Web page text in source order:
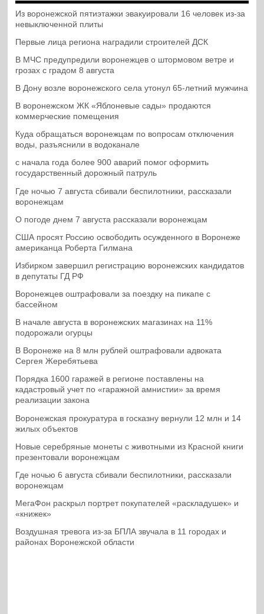
Из воронежской пятиэтажки эвакуировали 16 человек из-за
невыключенной плиты
Первые лица региона наградили строителей ДСК
В МЧС предупредили воронежцев о штормовом ветре и
грозах с градом 8 августа
В Дону возле воронежского села утонул 65-летний мужчина
В воронежском ЖК «Яблоневые сады» продаются
коммерческие помещения
Куда обращаться воронежцам по вопросам отключения
воды, разъяснили в водоканале
с начала года более 900 аварий помог оформить
государственный дорожный патруль
Где ночью 7 августа сбивали беспилотники, рассказали
воронежцам
О погоде днем 7 августа рассказали воронежцам
США просят Россию освободить осужденного в Воронеже
американца Роберта Гилмана
Избирком завершил регистрацию воронежских кандидатов
в депутаты ГД РФ
Воронежцев оштрафовали за поездку на пикапе с
бассейном
В начале августа в воронежских магазинах на 11%
подорожали огурцы
В Воронеже на 8 млн рублей оштрафовали адвоката
Сергея Жеребятьева
Порядка 1600 гаражей в регионе поставлены на
кадастровый учет по «гаражной амнистии» за время
реализации закона
Воронежская прокуратура в госказну вернули 12 млн и 14
жилых объектов
Новые серебряные монеты с животными из Красной книги
презентовали воронежцам
Где ночью 6 августа сбивали беспилотники, рассказали
воронежцам
МегаФон раскрыл портрет покупателей «раскладушек» и
«книжек»
Воздушная тревога из-за БПЛА звучала в 11 городах и
районах Воронежской области